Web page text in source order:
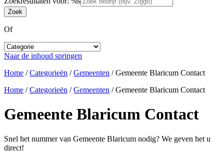
Of
Naar de inhoud springen
Home /Categorieën /Gemeenten /Gemeente Blaricum Contact
Home /Categorieën /Gemeenten /Gemeente Blaricum Contact
Gemeente Blaricum Contact
Snel het nummer van Gemeente Blaricum nodig? We geven het u
direct!